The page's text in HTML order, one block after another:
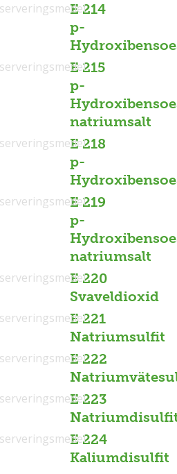
E 214
p-
E 215
p-
natriumsalt
E 218
p-
E 219
p-
natriumsalt
E 220
Svaveldioxid
E 221
Natriumsulfit
E 222
E 223
E 224
Kaliumdisulfit